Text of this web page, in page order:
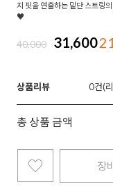
지 핏을 연출하는 밑단 스트링
♥
40,000 31,600
상품리뷰 0
총 상품 금액
장